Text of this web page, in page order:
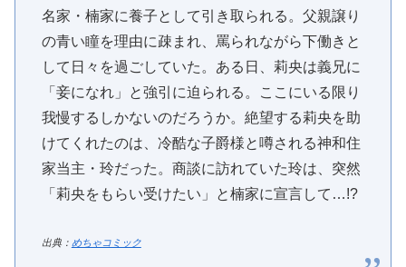
名家・楠家に養子として引き取られる。父親譲り
の青い瞳を理由に疎まれ、罵られながら下働きと
して日々を過ごしていた。ある日、莉央は義兄に
「妾になれ」と強引に迫られる。ここにいる限り
我慢するしかないのだろうか。絶望する莉央を助
けてくれたのは、冷酷な子爵様と噂される神和住
家当主・玲だった。商談に訪れていた玲は、突然
「莉央をもらい受けたい」と楠家に宣言して…!?
出典： めちゃコミック